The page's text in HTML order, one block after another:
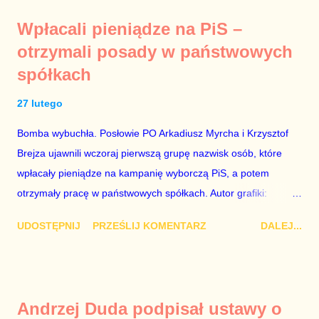
o seksaferze z udziałem prominentnego polityka partii
rządzącej i – przynajmniej formalnie – drugiej osoby w
państwie, sprawy prywatne nie tylko stają się publiczne, ale też
całego państwa. Zastrzeżenie „jeśli są prawdziwe” jest
konieczne, ponieważ mamy do czynienia z medium o
wyjątkowo wątpliwej reputacji, ale mimo upływu czasu,
informacje nie zostały w żaden sposób zdementowane, a
oskarżany polityk milczy. Tygod...
Wpłacali pieniądze na PiS –
otrzymali posady w państwowych
spółkach
27 lutego
Bomba wybuchła. Posłowie PO Arkadiusz Myrcha i Krzysztof
Brejza ujawnili wczoraj pierwszą grupę nazwisk osób, które
wpłacały pieniądze na kampanię wyborczą PiS, a potem
otrzymały pracę w państwowych spółkach. Autor grafiki:
polityków PO na ten temat. Pokazanie kilkunastu przypadków
PiS, a następnie uzyskują stanowiska w spółkach Skarbu
UDOSTĘPNIJ PRZEŚLIJ KOMENTARZ DALEJ...
Andrzej Duda podpisał ustawy o